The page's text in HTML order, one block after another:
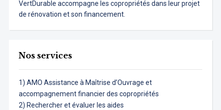
VertDurable accompagne les copropriétés dans leur projet
de rénovation et son financement.
Nos services
1) AMO Assistance à Maîtrise d’Ouvrage et
accompagnement financier des copropriétés
2) Rechercher et évaluer les aides